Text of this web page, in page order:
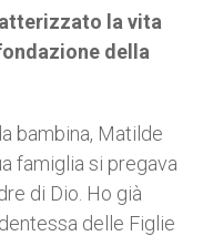
la vita
della
bambina, Matilde
famiglia si pregava
di Dio. Ho già
delle Figlie